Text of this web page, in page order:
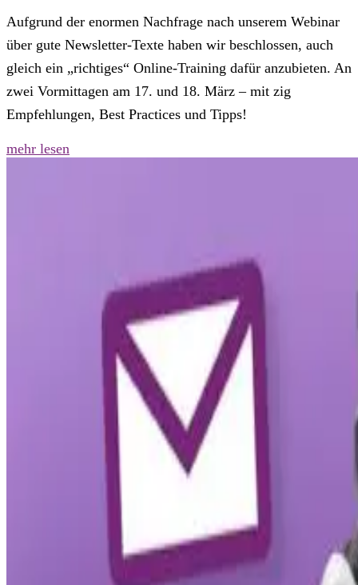
Aufgrund der enormen Nachfrage nach unserem Webinar
über gute Newsletter-Texte haben wir beschlossen, auch
gleich ein „richtiges“ Online-Training dafür anzubieten. An
zwei Vormittagen am 17. und 18. März – mit zig
Empfehlungen, Best Practices und Tipps!
mehr lesen